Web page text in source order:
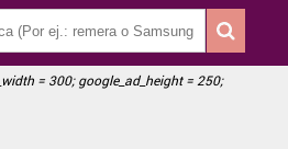
= 300; google_ad_height = 250;